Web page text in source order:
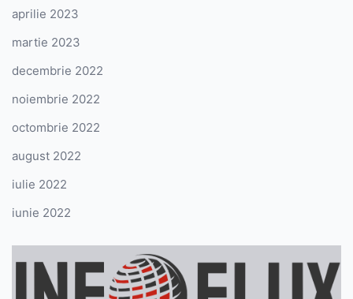
aprilie 2023
martie 2023
decembrie 2022
noiembrie 2022
octombrie 2022
august 2022
iulie 2022
iunie 2022